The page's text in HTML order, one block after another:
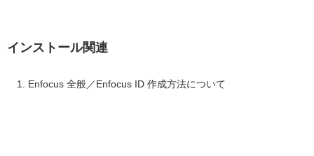
インストール関連
Enfocus 全般／Enfocus ID 作成方法について